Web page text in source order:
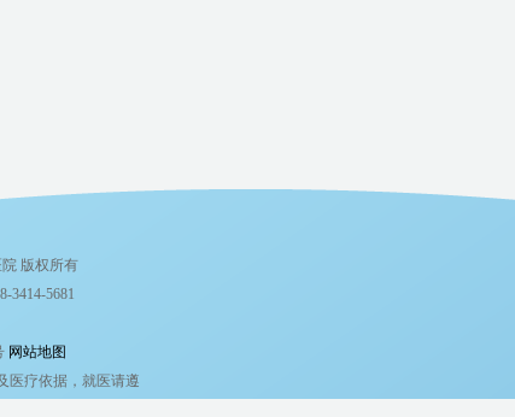
版权所有
3414-5681
网站地图
医疗依据，就医请遵